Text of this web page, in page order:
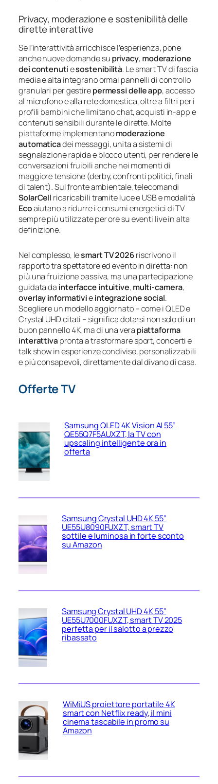
Privacy, moderazione e sostenibilità delle
dirette interattive
Se l’interattività arricchisce l’esperienza, pone
anche nuove domande su privacy, moderazione
dei contenutiesostenibilità. Le smart TV di fascia
media e alta integrano ormai pannelli di controllo
granulari per gestirepermessi delle app, accesso
al microfono e alla rete domestica, oltre a filtri per i
profili bambini che limitano chat, acquisti in‑app e
contenuti sensibili durante le dirette. Molte
piattaforme implementanomoderazione
automaticadei messaggi, unita a sistemi di
segnalazione rapida e blocco utenti, per rendere le
conversazioni fruibili anche nei momenti di
maggiore tensione (derby, confronti politici, finali
di talent). Sul fronte ambientale, telecomandi
SolarCell ricaricabili tramite luce e USB e modalità
Ecoaiutano a ridurre i consumi energetici di TV
sempre più utilizzate per ore su eventi live in alta
definizione.
Nel complesso, lesmart TV 2026riscrivono il
rapporto tra spettatore ed evento in diretta: non
più una fruizione passiva, ma una partecipazione
guidata da interfacce intuitive, multi‑camera,
overlay informativieintegrazione social.
Scegliere un modello aggiornato – come i QLED e
Crystal UHD citati – significa dotarsi non solo di un
buon pannello 4K, ma di una vera piattaforma
interattivapronta a trasformare sport, concerti e
talk show in esperienze condivise, personalizzabili
e più consapevoli, direttamente dal divano di casa.
Offerte TV
Samsung QLED 4K Vision AI 55”
QE55Q7F5AUXZT, la TV con
upscaling intelligente ora in
offerta
Samsung Crystal UHD 4K 55”
UE55U8090FUXZT, smart TV
sottile e luminosa in forte sconto
su Amazon
Samsung Crystal UHD 4K 55”
UE55U7000FUXZT, smart TV 2025
perfetta per il salotto a prezzo
ribassato
WiMiUS proiettore portatile 4K
smart con Netflix ready, il mini
cinema tascabile in promo su
Amazon